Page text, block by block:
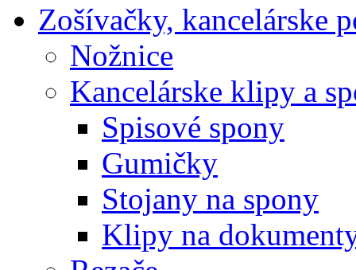
Zošívačky, kancelárske
Nožnice
Kancelárske klipy a
Spisové spony
Gumičky
Stojany na spony
Klipy na